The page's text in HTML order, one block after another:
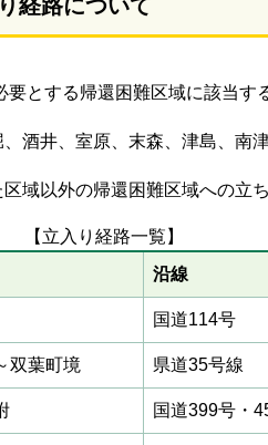
経路について
とする帰還困難区域に該当す
酒井、室原、末森、津島、南
区域以外の帰還困難区域への立
沿線
国道114号
双葉町境 県道35号線
国道399号・
【立入り経路一覧】